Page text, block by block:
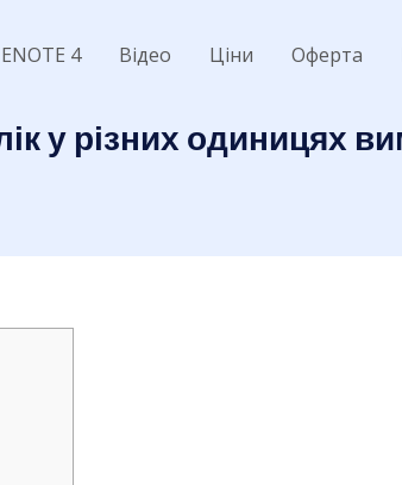
4 Відео Ціни Оферта
у різних одиницях